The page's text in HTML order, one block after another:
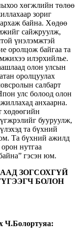
хөгжлийн төлөө
зориг
байна. Хөдөө
сайжруулж,
үнэлэмжтэй
оролцож байгаа та
илэрхийлье.
олон улсын
оролцуулах
салбарт
улс болоод олон
анхаарна.
хөдөөгийн
бууруулж,
та бүхний
Та бүхний ажилд
нутгаа
гэсэн юм.
ЗОГСОХГҮЙ
БОЛОН
Ч.Болортуяа: